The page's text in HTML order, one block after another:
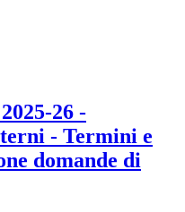
26 -
- Termini e
domande di